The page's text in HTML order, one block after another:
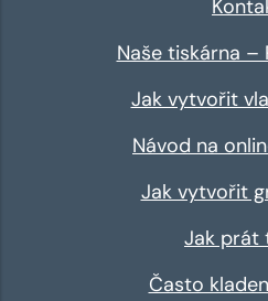
Naše tiskárna –
Jak vytvořit
Návod na
Jak vytvořit
Jak prát
Často